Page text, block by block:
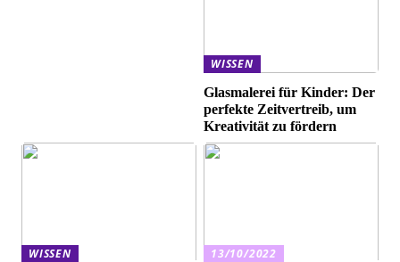
WISSEN
Glasmalerei für Kinder: Der
perfekte Zeitvertreib, um
Kreativität zu fördern
WISSEN
13/10/2022